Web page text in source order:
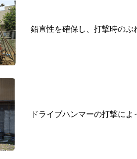
鉛直性を確保し、打撃時のぶ
ドライブハンマーの打撃に